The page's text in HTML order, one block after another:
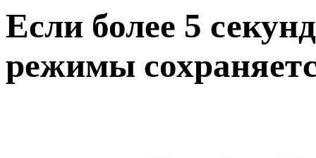
Если более 5
режимы